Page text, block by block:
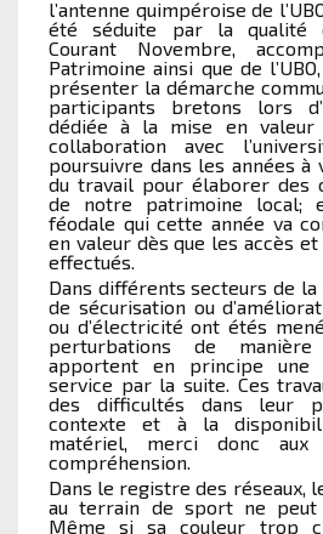
l’antenne quimpéroise de
été séduite par la qualité
Courant Novembre,
Patrimoine ainsi que de
présenter la démarche
participants bretons lors
dédiée à la mise en valeur
collaboration avec
poursuivre dans les années
du travail pour élaborer des
de notre patrimoine local;
féodale qui cette année va
en valeur dès que les accès
effectués.
Dans différents secteurs de la
de sécurisation ou
ou d’électricité ont étés
perturbations de manière
apportent en principe une
service par la suite. Ces
des difficultés dans leur
contexte et à la
matériel, merci donc
compréhension.
Dans le registre des réseaux,
au terrain de sport ne peut
Même si sa couleur trop